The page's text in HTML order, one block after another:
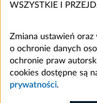
WSZYSTKIE I
Zmiana ustawień
o ochronie danych
ochronie praw
cookies dostępne są
prywatności.